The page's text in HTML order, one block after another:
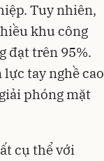
Tuy nhiên,
khu công
đạt trên 95%.
tay nghề cao
phóng mặt
cụ thể với